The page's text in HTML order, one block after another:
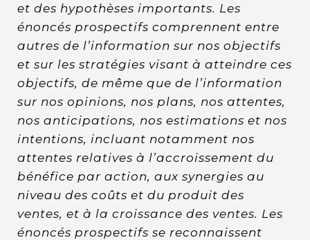
et des hypothèses importants. Les
énoncés prospectifs comprennent entre
autres de l’information sur nos objectifs
et sur les stratégies visant à atteindre ces
objectifs, de même que de l’information
sur nos opinions, nos plans, nos attentes,
nos anticipations, nos estimations et nos
intentions, incluant notamment nos
attentes relatives à l’accroissement du
bénéfice par action, aux synergies au
niveau des coûts et du produit des
ventes, et à la croissance des ventes. Les
énoncés prospectifs se reconnaissent